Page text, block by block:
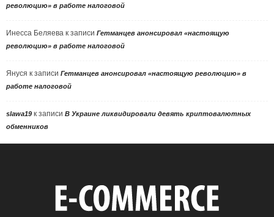
революцию» в работе налоговой
Инесса Беляева к записи Гетманцев анонсировал «настоящую
революцию» в работе налоговой
Януся к записи Гетманцев анонсировал «настоящую революцию» в
работе налоговой
slawa19 к записи В Украине ликвидировали девять криптовалютных
обменников